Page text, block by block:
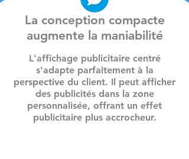
La conception compacte
augmente la maniabilité
L'affichage publicitaire centré
s'adapte parfaitement à la
perspective du client. Il peut afficher
des publicités dans la zone
personnalisée, offrant un effet
publicitaire plus accrocheur.